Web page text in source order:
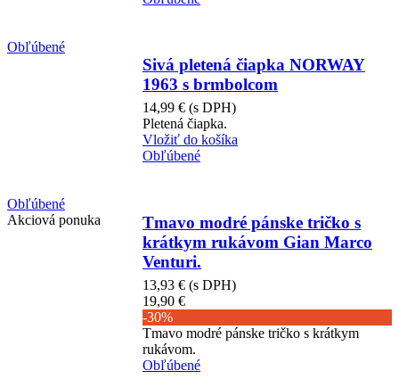
Obľúbené
Sivá pletená čiapka NORWAY
1963 s brmbolcom
14,99 € (s DPH)
Pletená čiapka.
Vložiť do košíka
Obľúbené
Obľúbené
Akciová ponuka
Tmavo modré pánske tričko s
krátkym rukávom Gian Marco
Venturi.
13,93 € (s DPH)
19,90 €
-30%
Tmavo modré pánske tričko s krátkym
rukávom.
Obľúbené